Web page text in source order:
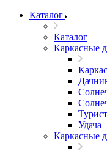
Каталог
Каталог
Каркасные
Турист
Удача
Каркасные